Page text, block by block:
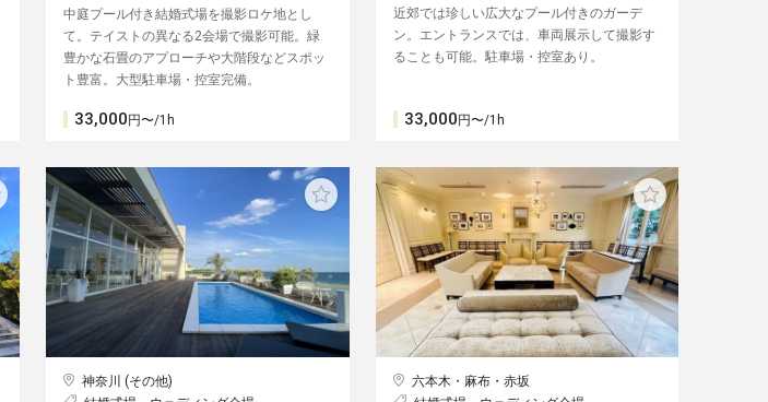
中庭プール付き結婚式場を撮影ロケ地とし
て。テイストの異なる2会場で撮影可能。︎緑
豊かな石畳のアプローチや大階段などスポッ
ト豊富。大型駐車場・控室完備。
33,000円〜/1h
近郊では珍しい広大なプール付きのガーデ
ン。エントランスでは、車両展示して撮影す
ることも可能。駐車場・控室あり。
33,000円〜/1h
神奈川 (その他)
六本木・麻布・赤坂